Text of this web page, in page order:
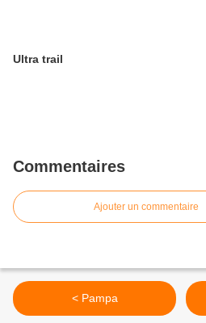
Ultra trail
Commentaires
Ajouter un commentaire
< Pampa